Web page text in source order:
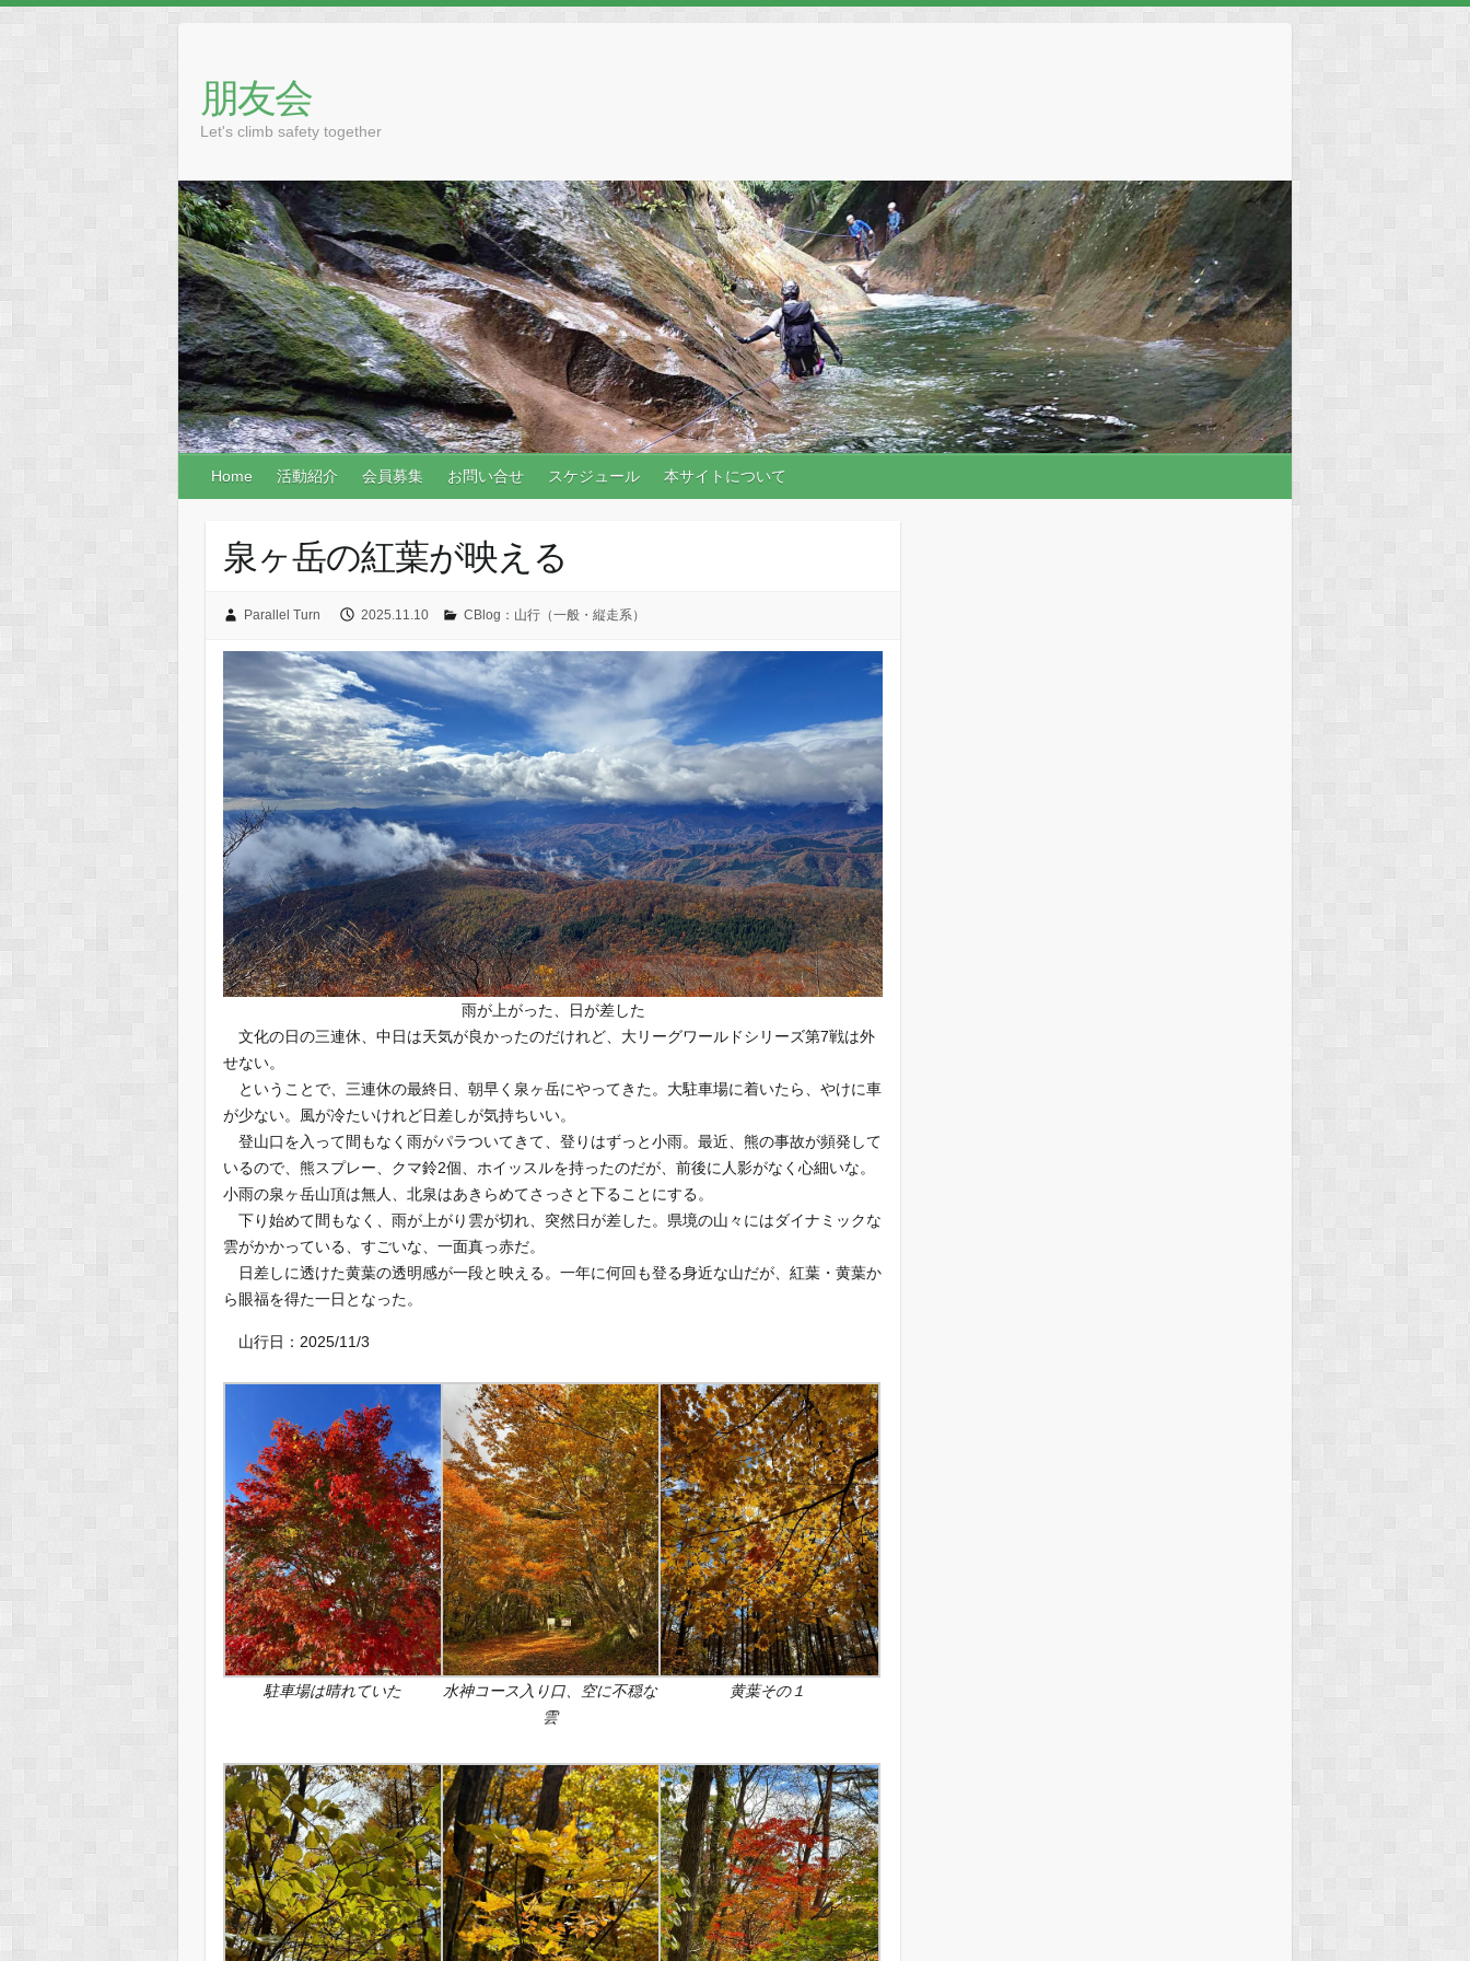
content
朋友会
Let's climb safety together
Home 活動紹介 会員募集 お問い合せ スケジュール 本サイトについて
泉ヶ岳の紅葉が映える
Parallel Turn 2025.11.10 CBlog：山行（一般・縦走系）
雨が上がった、日が差した
文化の日の三連休、中日は天気が良かったのだけれど、大リーグワールドシリーズ第7戦は外
せない。
ということで、三連休の最終日、朝早く泉ヶ岳にやってきた。大駐車場に着いたら、やけに車
が少ない。風が冷たいけれど日差しが気持ちいい。
登山口を入って間もなく雨がパラついてきて、登りはずっと小雨。最近、熊の事故が頻発して
いるので、熊スプレー、クマ鈴2個、ホイッスルを持ったのだが、前後に人影がなく心細いな。
小雨の泉ヶ岳山頂は無人、北泉はあきらめてさっさと下ることにする。
下り始めて間もなく、雨が上がり雲が切れ、突然日が差した。県境の山々にはダイナミックな
雲がかかっている、すごいな、一面真っ赤だ。
日差しに透けた黄葉の透明感が一段と映える。一年に何回も登る身近な山だが、紅葉・黄葉か
ら眼福を得た一日となった。
山行日：2025/11/3
駐車場は晴れていた
水神コース入り口、空に不穏な
雲
黄葉その１